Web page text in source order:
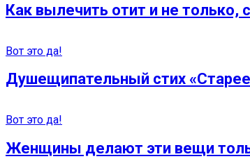
Как вылечить отит и не
Вот это да!
Душещипательный стих
Вот это да!
Женщины делают эти вещи